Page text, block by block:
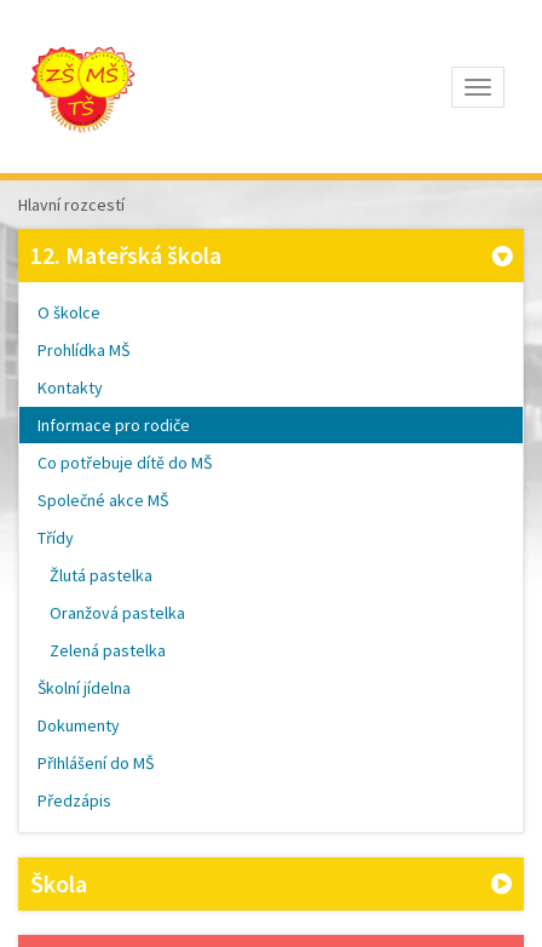
ZÁKLADNÍ
ŠKOLA
TOMÁŠE
ŠOBRA
A
M ATEŘSKÁ
PÍSEK
Hlavní rozcestí
12. Mateřská škola
O školce
Prohlídka MŠ
Kontakty
Informace pro rodiče
Co potřebuje dítě do MŠ
Společné akce MŠ
Třídy
Žlutá pastelka
Oranžová pastelka
Zelená pastelka
Školní jídelna
Dokumenty
PřIhlášení do MŠ
Předzápis
Škola